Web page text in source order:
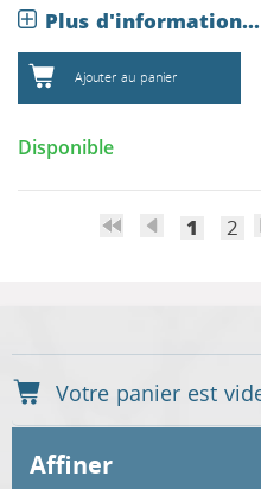
Plus d'information...
Ajouter au panier
Disponible
1 2
affiner